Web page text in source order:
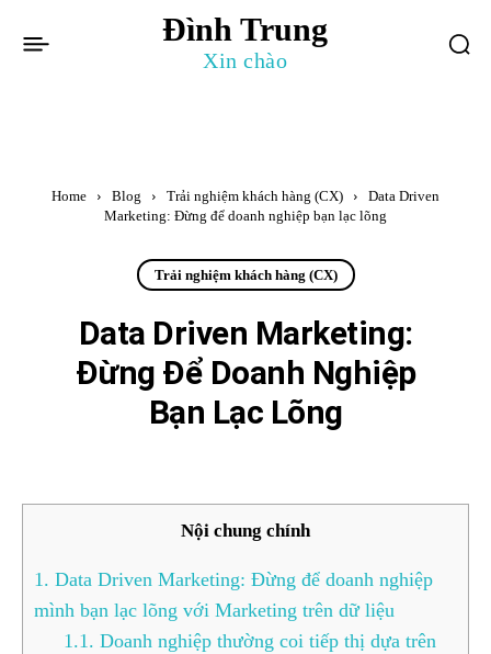
Đình Trung
Xin chào
Home Blog Trải nghiệm khách hàng (CX)
Data Driven
Marketing: Đừng để doanh nghiệp bạn lạc lõng
Trải nghiệm khách hàng (CX)
Data Driven Marketing:
Đừng Để Doanh Nghiệp
Bạn Lạc Lõng
Nội chung chính
1. Data Driven Marketing: Đừng để doanh nghiệp
mình bạn lạc lõng với Marketing trên dữ liệu
1.1. Doanh nghiệp thường coi tiếp thị dựa trên